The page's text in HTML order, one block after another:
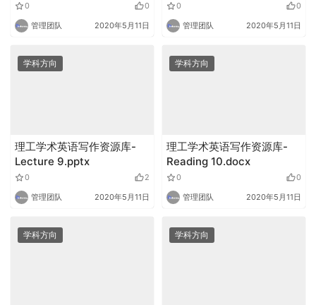
0 0
管理团队 2020年5月11日
0 0
管理团队 2020年5月11日
学科方向
理工学术英语写作资源库-
Lecture 9.pptx
0 2
管理团队 2020年5月11日
学科方向
理工学术英语写作资源库-
Reading 10.docx
0 0
管理团队 2020年5月11日
学科方向 学科方向